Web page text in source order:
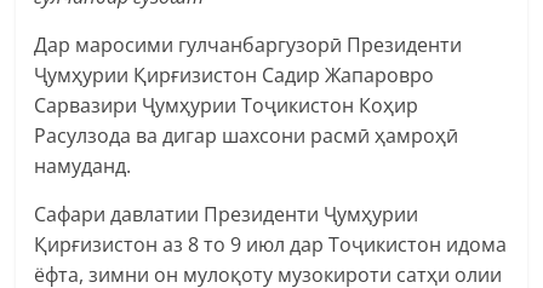
Дар маросими гулчанбаргузорӣ Президенти
Ҷумҳурии Қирғизистон Садир Жапаровро
Сарвазири Ҷумҳурии Тоҷикистон Коҳир
Расулзода ва дигар шахсони расмӣ ҳамроҳӣ
намуданд.
Сафари давлатии Президенти Ҷумҳурии
Қирғизистон аз 8 то 9 июл дар Тоҷикистон идома
ёфта, зимни он мулоқоту музокироти сатҳи олии